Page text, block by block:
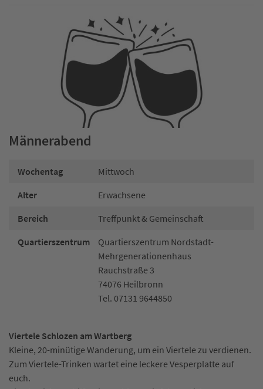
Männerabend
Wochentag
Mittwoch
Alter
Erwachsene
Bereich
Treffpunkt & Gemeinschaft
Quartierszentrum
Quartierszentrum Nordstadt-
Mehrgenerationenhaus
Rauchstraße 3
74076 Heilbronn
Tel. 07131 9644850
Viertele Schlozen am Wartberg
Kleine, 20-minütige Wanderung, um ein Viertele zu verdienen.
Zum Viertele-Trinken wartet eine leckere Vesperplatte auf
euch.